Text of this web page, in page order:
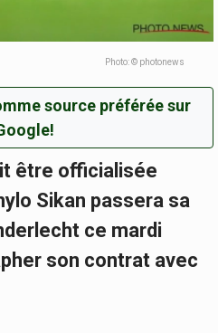
Photo: © photonews
source préférée sur
être officialisée
Sikan passera sa
ce mardi
son contrat avec